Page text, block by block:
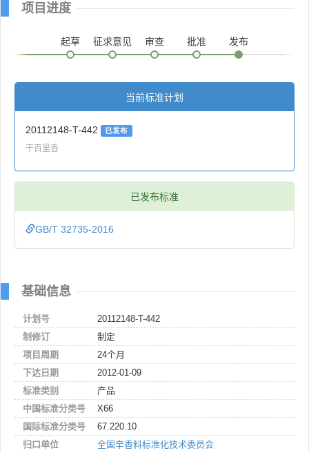
项目进度
起草 征求意见 审查 批准 发布
当前标准计划
20112148-T-442 已发布
干百里香
已发布标准
GB/T 32735-2016
基础信息
计划号
20112148-T-442
制修订
制定
项目周期
24个月
下达日期
2012-01-09
标准类别
产品
中国标准分类号
X66
国际标准分类号
67.220.10
归口单位
全国辛香料标准化技术委员会